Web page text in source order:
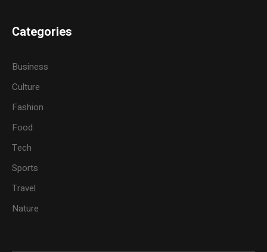
Categories
Business
Culture
Fashion
Food
Tech
Sports
Travel
Nature